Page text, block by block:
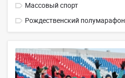
Массовый спорт
Рождественский полумарафон